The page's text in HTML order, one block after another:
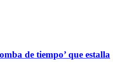
de tiempo’ que estalla